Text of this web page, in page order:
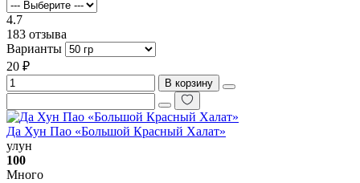
4.7
183 отзыва
Варианты
20 ₽
В корзину
Да Хун Пао «Большой Красный Халат»
улун
100
Много